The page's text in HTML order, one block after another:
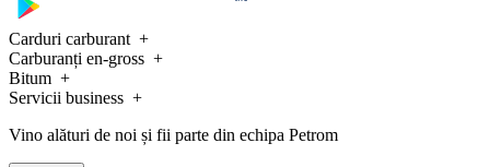
Carduri carburant
Carburanți en-gross
Bitum
Servicii business
Vino alături de noi și fii parte din echipa Petrom